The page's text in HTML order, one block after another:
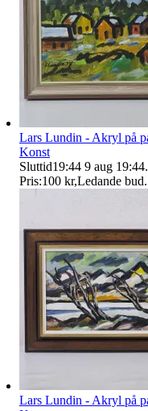
Lars Lundin - Akryl på
Konst
Sluttid19:44 9 aug 19:44.
Pris:100 kr,Ledande bud.
Lars Lundin - Akryl på